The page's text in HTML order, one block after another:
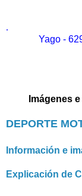
.
Yago -
Imágenes
DEPORTE
Información e
Explicación de